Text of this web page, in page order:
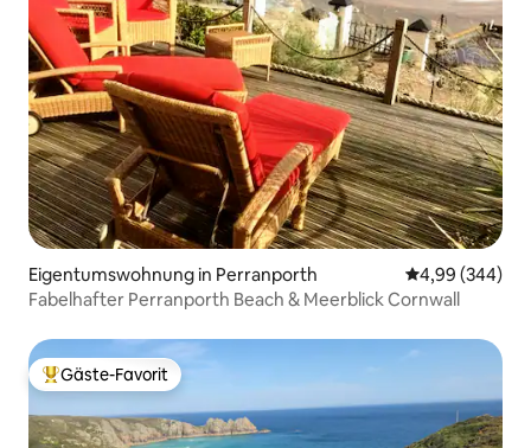
Eigentumswohnung in Perranporth
4,99 (344)
Fabelhafter Perranporth Beach & Meerblick Cornwall
Beliebter Gäste-Favorit.
Gäste-Favorit